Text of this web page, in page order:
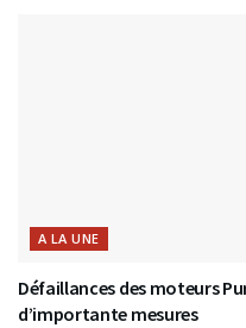
A LA UNE
Défaillances des moteurs
d’importante mesures